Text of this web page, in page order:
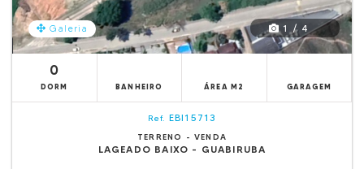
Galeria 1 / 4
0
DORM BANHEIRO ÁREA M2 GARAGEM
Ref. EBI15713
TERRENO - VENDA
LAGEADO BAIXO - GUABIRUBA